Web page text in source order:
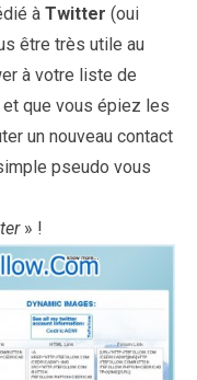
à Twitter (oui
être très utile au
à votre liste de
et que vous épiez les
un nouveau contact
pseudo vous
» !